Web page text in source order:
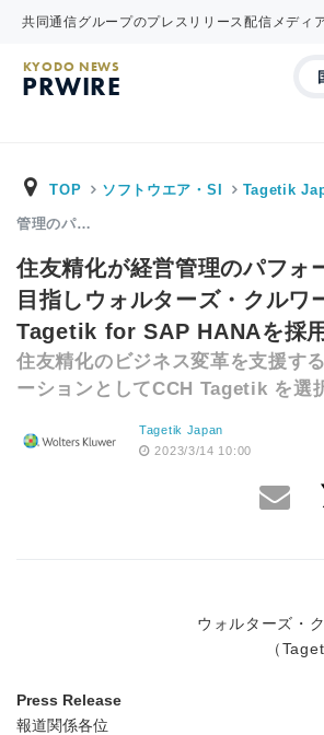
共同通信グループのプレスリリース配信メディ
KYODO NEWS
PRWIRE
TOP ソフトウエア・SI Tagetik
管理のパ…
住友精化が経営管理のパフォ
目指しウォルターズ・クルワ
Tagetik for SAP HANAを採用
住友精化のビジネス変革を支援す
ーションとしてCCH Tagetik を選
Tagetik Japan
2023/3/14 10:00
ウォルターズ・
（
Press Release
報道関係各位